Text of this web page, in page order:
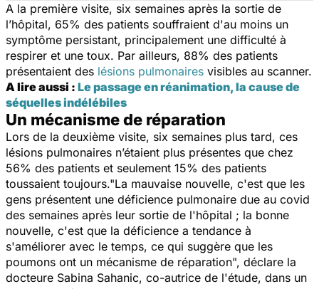
A la première visite, six semaines après la sortie de
l’hôpital, 65% des patients souffraient d'au moins un
symptôme persistant, principalement une difficulté à
respirer et une toux. Par ailleurs, 88% des patients
présentaient des lésions pulmonaires visibles au scanner.
A lire aussi : Le passage en réanimation, la cause de
séquelles indélébiles
Un mécanisme de réparation
Lors de la deuxième visite, six semaines plus tard, ces
lésions pulmonaires n’étaient plus présentes que chez
56% des patients et seulement 15% des patients
toussaient toujours."La mauvaise nouvelle, c'est que les
gens présentent une déficience pulmonaire due au covid
des semaines après leur sortie de l'hôpital ; la bonne
nouvelle, c'est que la déficience a tendance à
s'améliorer avec le temps, ce qui suggère que les
poumons ont un mécanisme de réparation", déclare la
docteure Sabina Sahanic, co-autrice de l'étude, dans un